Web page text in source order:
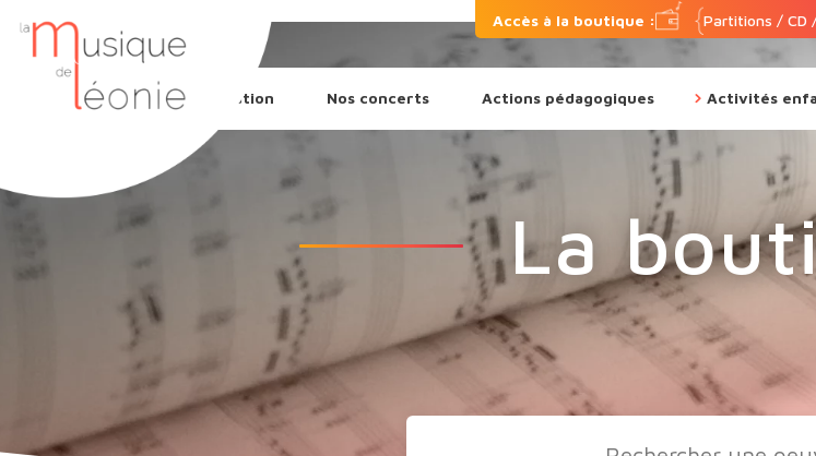
Accès à la boutique : Partitions / CD
L’association Nos concerts Actions pédagogiques Activités
La
Recherche